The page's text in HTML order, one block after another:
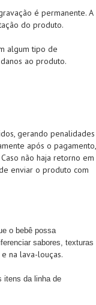
é permanente. A
do produto.
algum tipo de
ao produto.
gerando penalidades
após o pagamento,
não haja retorno em
enviar o produto com
o bebê possa
sabores, texturas
na lava-louças.
itens da linha de